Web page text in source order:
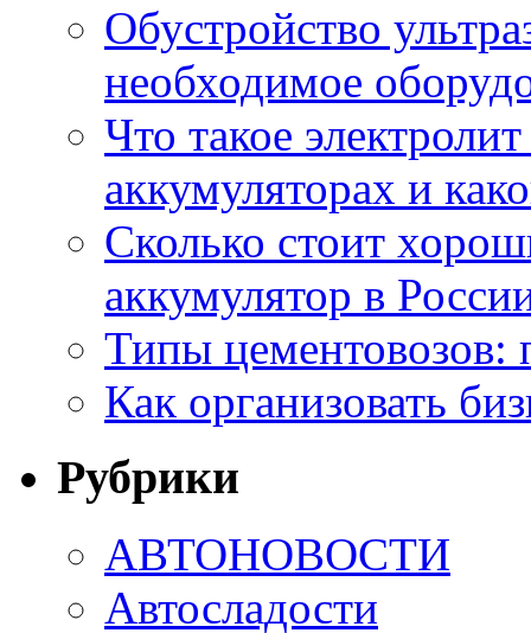
Обустройство
необходимое
Что такое
аккумуляторах и
Сколько стоит
аккумулятор в
Типы цементовозов:
Как организовать
Рубрики
АВТОНОВОСТИ
Автосладости